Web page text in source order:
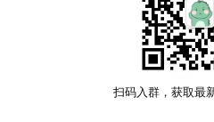
扫码入群，获取最